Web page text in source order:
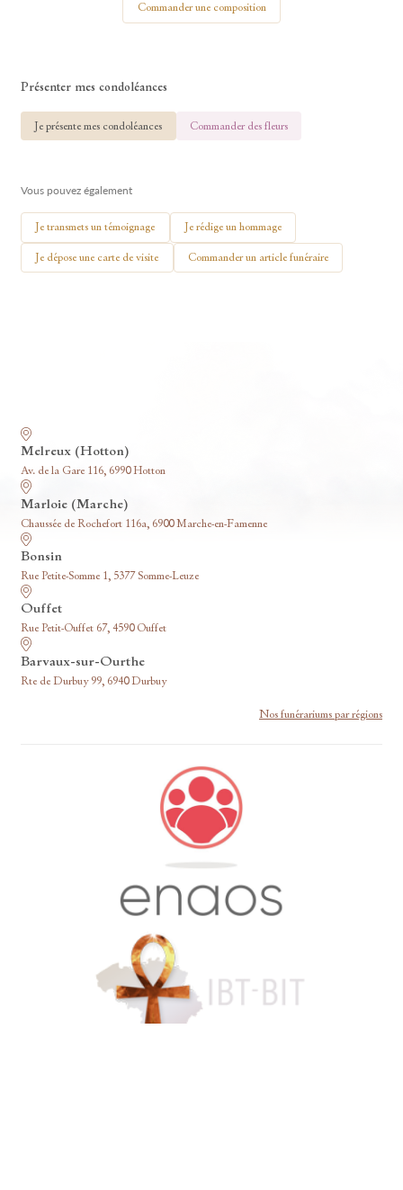
Commander une composition
Présenter mes condoléances
Je présente mes condoléances Commander des fleurs
Vous pouvez également
Je transmets un témoignage Je rédige un hommage
Je dépose une carte de visite Commander un article funéraire
Melreux (Hotton)
Av. de la Gare 116, 6990 Hotton
Marloie (Marche)
Chaussée de Rochefort 116a, 6900 Marche-en-Famenne
Bonsin
Rue Petite-Somme 1, 5377 Somme-Leuze
Ouffet
Rue Petit-Ouffet 67, 4590 Ouffet
Barvaux-sur-Ourthe
Rte de Durbuy 99, 6940 Durbuy
Nos funérariums par régions